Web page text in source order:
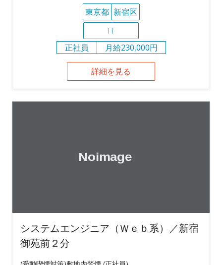
東京都 新宿区
IT
正社員
月給230,000円
詳細を見る
システムエンジニア（Ｗｅｂ系）／新宿
御苑前２分